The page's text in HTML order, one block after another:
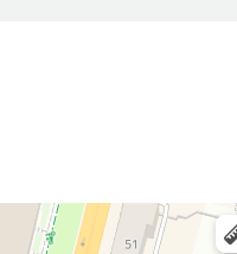
сувениров в Чебоксарах